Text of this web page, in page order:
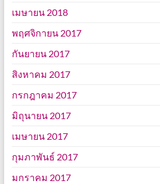
เมษายน 2018
พฤศจิกายน 2017
กันยายน 2017
สิงหาคม 2017
กรกฎาคม 2017
มิถุนายน 2017
เมษายน 2017
กุมภาพันธ์ 2017
มกราคม 2017